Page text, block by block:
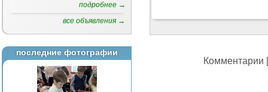
подробнее →
все объявления →
последние фотографии
Комментарии